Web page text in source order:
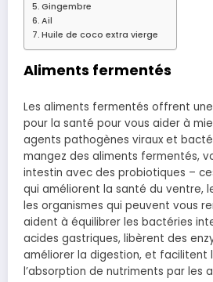
Gingembre
Ail
Huile de coco extra vierge
Aliments fermentés
Les aliments fermentés offrent
pour la santé pour vous aider à
agents pathogènes viraux et
mangez des aliments fermentés,
intestin avec des probiotiques –
qui améliorent la santé du ventre,
les organismes qui peuvent vous
aident à équilibrer les bactéries
acides gastriques, libèrent des
améliorer la digestion, et facilitent
l’absorption de nutriments par les